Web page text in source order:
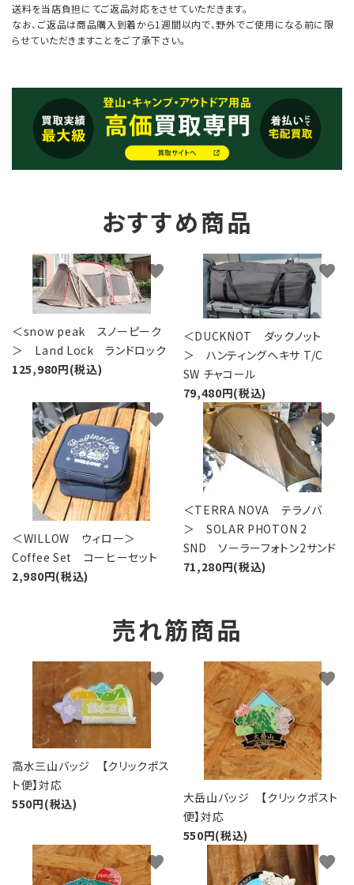
送料を当店負担にてご返品対応をさせていただきます。
なお、ご返品は商品購入到着から1週間以内で、野外でご使用になる前に限
らせていただきますことをご了承下さい。
おすすめ商品
＜snow peak スノーピーク
＞ Land Lock ランドロック
125,980円(税込)
favorite
＜DUCKNOT ダックノット
＞ ハンティングヘキサ T/C
SW チャコール
79,480円(税込)
favorite
＜WILLOW ウィロー＞
Coffee Set コーヒーセット
2,980円(税込)
favorite
＜TERRA NOVA テラノバ
＞ SOLAR PHOTON 2
SND ソーラーフォトン2サンド
71,280円(税込)
favorite
売れ筋商品
高水三山バッジ 【クリックポス
ト便】対応
550円(税込)
favorite
大岳山バッジ 【クリックポスト
便】対応
550円(税込)
favorite
favorite favorite